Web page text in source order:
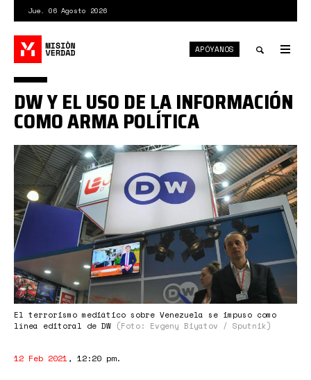
contenido
principal
Jue. 06 Agosto 2026
search
APÓYANOS
dw.jpg
El terrorismo mediático sobre Venezuela se impuso como
línea editoral de DW (Foto: Evgeny Biyatov / Sputnik)
DW Y EL USO DE LA INFORMACIÓN
COMO ARMA POLÍTICA
12 Feb 2021, 12:20 pm.